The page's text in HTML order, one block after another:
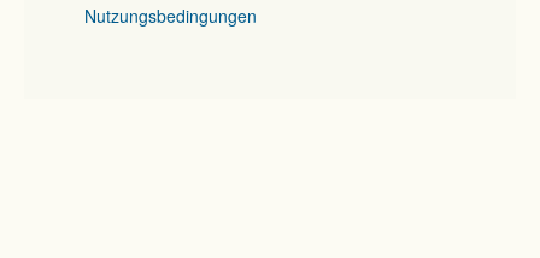
Nutzungsbedingungen